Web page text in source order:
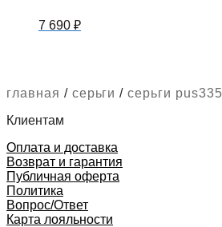
7 690 ₽
главная / серьги /серьги pus335
Клиентам
Оплата и доставка
Возврат и гарантия
Публичная оферта
Политика
Вопрос/Ответ
Карта лояльности